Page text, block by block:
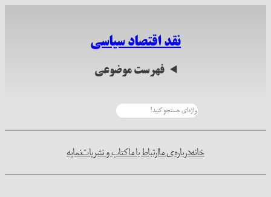
نقد اقتصاد سیاسی
فهرست موضوعی
خانهدرباره‌ی ماارتباط با ماکتاب و نشریاتنمایه